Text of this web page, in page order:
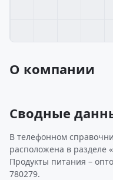
О компании
Сводные
В телефонном
расположена в разделе
Продукты питания –
780279.